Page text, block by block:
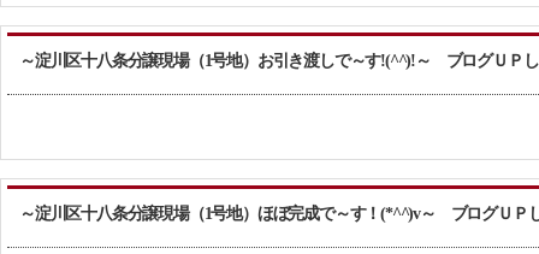
～淀川区十八条分譲現場（1号地）お引き渡しで～す!(^^)!～ ブログＵＰ
～淀川区十八条分譲現場（1号地）ほぼ完成で～す！(*^^)v～ ブログＵＰ